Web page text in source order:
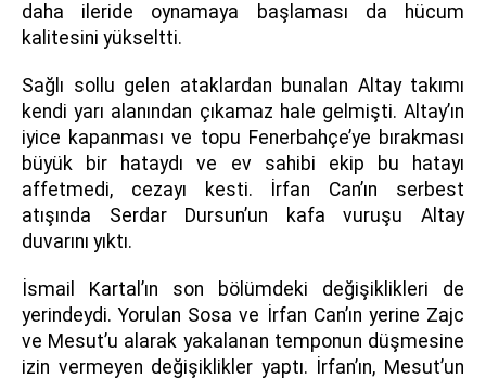
daha ileride oynamaya başlaması da hücum
kalitesini yükseltti.
Sağlı sollu gelen ataklardan bunalan Altay takımı
kendi yarı alanından çıkamaz hale gelmişti. Altay’ın
iyice kapanması ve topu Fenerbahçe’ye bırakması
büyük bir hataydı ve ev sahibi ekip bu hatayı
affetmedi, cezayı kesti. İrfan Can’ın serbest
atışında Serdar Dursun’un kafa vuruşu Altay
duvarını yıktı.
İsmail Kartal’ın son bölümdeki değişiklikleri de
yerindeydi. Yorulan Sosa ve İrfan Can’ın yerine Zajc
ve Mesut’u alarak yakalanan temponun düşmesine
izin vermeyen değişiklikler yaptı. İrfan’ın, Mesut’un